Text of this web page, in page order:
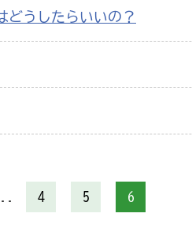
どうしたらいいの？
4 5 6